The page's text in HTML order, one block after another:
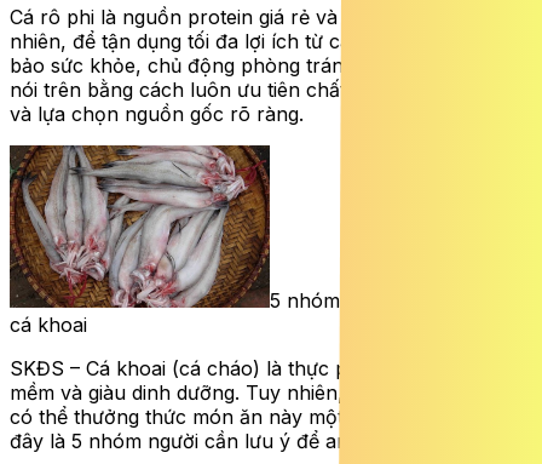
Cá rô phi là nguồn protein giá rẻ và dễ tiếp cận. Tuy
nhiên, để tận dụng tối đa lợi ích từ cá rô phi mà vẫn đảm
bảo sức khỏe, chủ động phòng tránh các tác dụng phụ
nói trên bằng cách luôn ưu tiên chất lượng hơn số lượng
và lựa chọn nguồn gốc rõ ràng.
5 nhóm người không nên ăn
cá khoai
SKĐS – Cá khoai (cá cháo) là thực phẩm giải nhiệt, thịt
mềm và giàu dinh dưỡng. Tuy nhiên, không phải ai cũng
có thể thưởng thức món ăn này một cách an toàn. Dưới
đây là 5 nhóm người cần lưu ý để an toàn cho sức khỏe.